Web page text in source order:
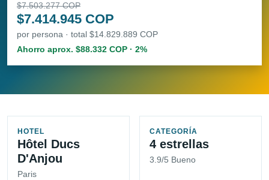
$7.503.277 COP
$7.414.945 COP
por persona · total $14.829.889 COP
Ahorro aprox. $88.332 COP · 2%
HOTEL
Hôtel Ducs
D'Anjou
Paris
CATEGORÍA
4 estrellas
3.9/5 Bueno